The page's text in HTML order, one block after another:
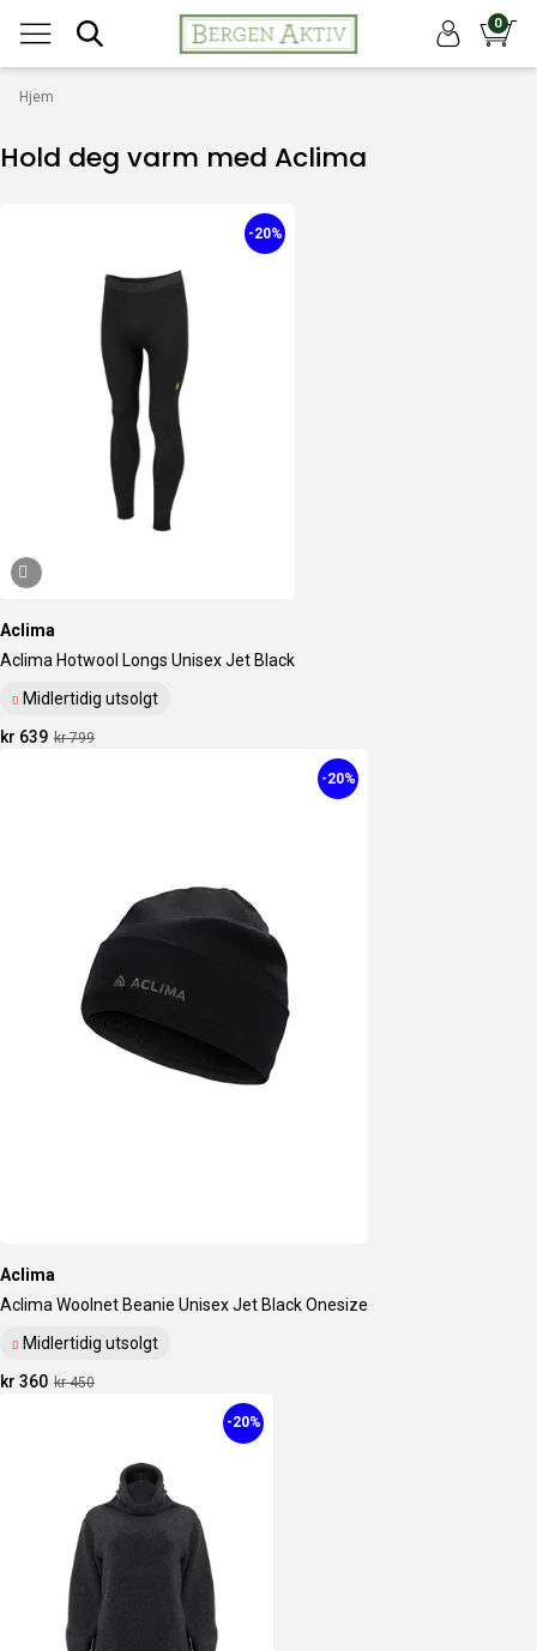
0
Hjem
Hold deg varm med Aclima
Aclima
Aclima Hotwool Longs Unisex Jet Black
Midlertidig utsolgt
-20%
kr 799
kr 639
Aclima
Aclima Woolnet Beanie Unisex Jet Black Onesize
Midlertidig utsolgt
-20%
kr 450
kr 360
-20%